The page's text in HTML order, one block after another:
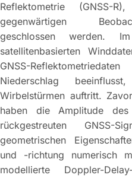
Reflektometrie
gegenwärtigen
geschlossen werden.
satellitenbasierten
GNSS-
Niederschlag
Wirbelstürmen auftritt.
haben die Amplitude
rückgestreuten
geometrischen
und -richtung numerisch
modellierte Doppler-